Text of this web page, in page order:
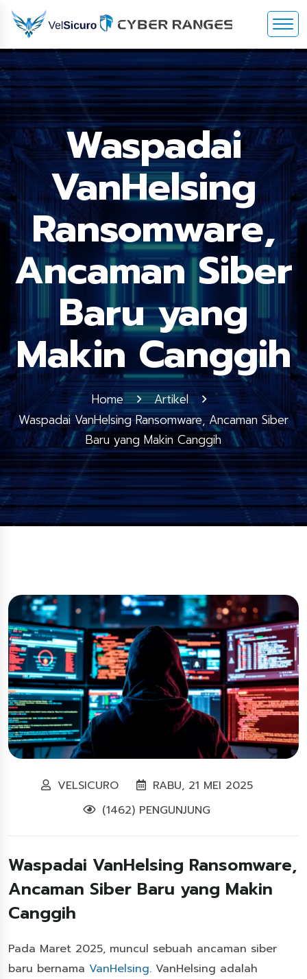
Waspadai
VanHelsing
Ransomware,
Ancaman Siber
Baru yang
Makin Canggih
Home
Artikel
Waspadai VanHelsing Ransomware, Ancaman Siber
Baru yang Makin Canggih
VELSICURO
RABU, 21 MEI 2025
(1462) PENGUNJUNG
Waspadai VanHelsing Ransomware,
Ancaman Siber Baru yang Makin
Canggih
Pada Maret 2025, muncul sebuah ancaman siber
baru bernama VanHelsing. VanHelsing adalah